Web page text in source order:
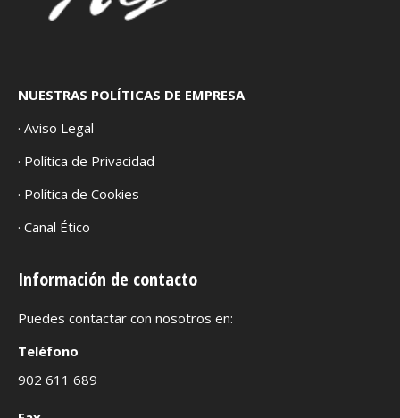
NUESTRAS POLÍTICAS DE EMPRESA
· Aviso Legal
· Política de Privacidad
· Política de Cookies
· Canal Ético
Información de contacto
Puedes contactar con nosotros en:
Teléfono
902 611 689